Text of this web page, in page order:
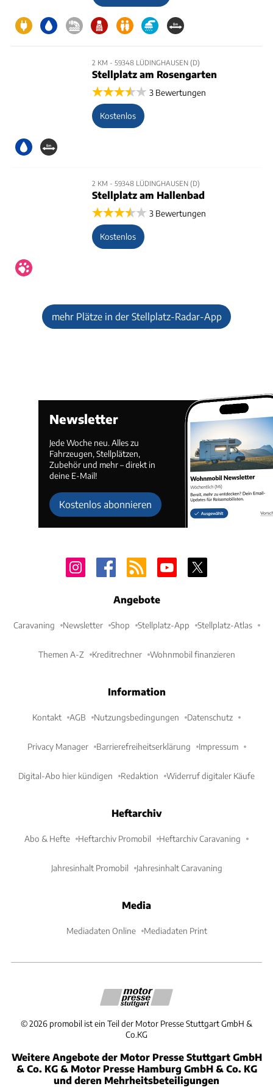
2 KM - 59348 LÜDINGHAUSEN (D)
Stellplatz am Rosengarten
3 Bewertungen
Kostenlos
2 KM - 59348 LÜDINGHAUSEN (D)
Stellplatz am Hallenbad
3 Bewertungen
Kostenlos
mehr Plätze in der Stellplatz-Radar-App
Newsletter
Jede Woche neu. Alles zu
Fahrzeugen, Stellplätzen,
Zubehör und mehr – direkt in
deine E-Mail!
Kostenlos abonnieren
Angebote
Caravaning Newsletter Shop Stellplatz-App Stellplatz-Atlas
Themen A-Z Kreditrechner Wohnmobil finanzieren
Information
Kontakt AGB Nutzungsbedingungen Datenschutz
Privacy Manager Barrierefreiheitserklärung Impressum
Digital-Abo hier kündigen Redaktion Widerruf digitaler Käufe
Heftarchiv
Abo & Hefte Heftarchiv Promobil Heftarchiv Caravaning
Jahresinhalt Promobil Jahresinhalt Caravaning
Media
Mediadaten Online Mediadaten Print
©2026 promobil ist ein Teil der Motor Presse Stuttgart GmbH &
Co.KG
Weitere Angebote der Motor Presse Stuttgart GmbH
& Co. KG & Motor Presse Hamburg GmbH & Co. KG
und deren Mehrheitsbeteiligungen